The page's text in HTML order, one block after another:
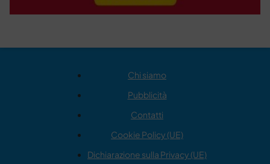
Chi siamo
Pubblicità
Contatti
Cookie Policy (UE)
Dichiarazione sulla Privacy (UE)